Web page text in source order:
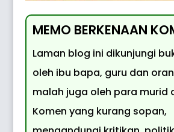
MEMO BERKENAAN
Laman blog ini dikunjungi
oleh ibu bapa, guru dan
malah juga oleh para murid
Komen yang kurang sopan,